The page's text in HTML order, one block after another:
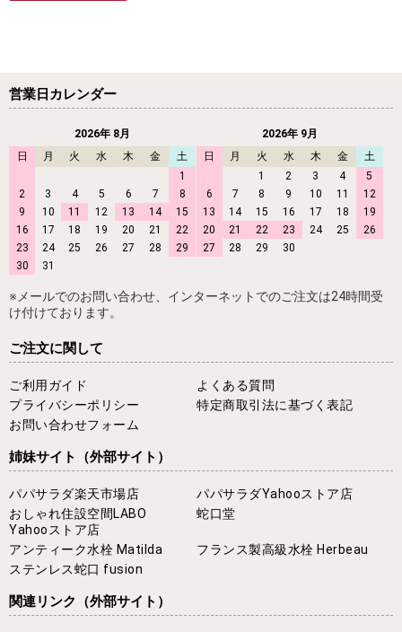
営業日カレンダー
2026年 8月
日
月 火 水 木 金
土
1
2
3 4 5 6 7
8
9
10 11 12 13 14
15
16
17 18 19 20 21
22
23
24 25 26 27 28
29
30
31
2026年 9月
日
月 火 水 木 金
土
1
2 3 4
5
6
7 8 9 10 11
12
13
14 15 16 17 18
19
20
21 22 23 24 25
26
27
28 29 30
※メールでのお問い合わせ、インターネットでのご注文は24時間受
け付けております。
ご注文に関して
ご利用ガイド
よくある質問
プライバシーポリシー
特定商取引法に基づく表記
お問い合わせフォーム
姉妹サイト （外部サイト）
パパサラダ楽天市場店
パパサラダYahooストア店
おしゃれ住設空間LABO
Yahooストア店
蛇口堂
アンティーク水栓 Matilda
フランス製高級水栓 Herbeau
ステンレス蛇口 fusion
関連リンク （外部サイト）